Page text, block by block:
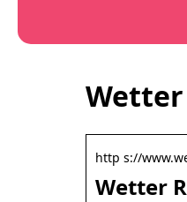
http s://
Wetter